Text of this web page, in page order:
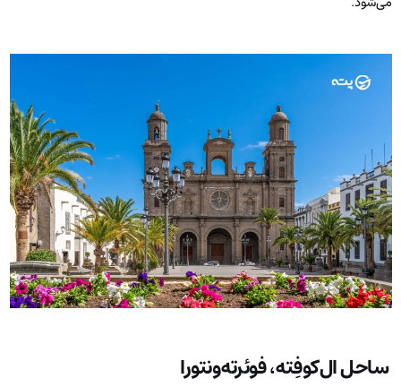
ساحل ال‌کوفِته، فوئرته‌ونتورا